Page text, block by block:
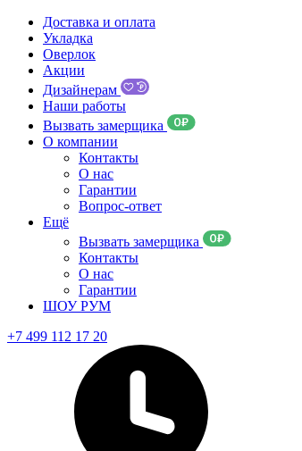
Доставка и оплата
Укладка
Оверлок
Акции
Дизайнерам
Наши работы
Вызвать замерщика
О компании
Контакты
О нас
Гарантии
Вопрос-ответ
Ещё
Вызвать замерщика
Контакты
О нас
Гарантии
ШОУ РУМ
+7 499 112 17 20